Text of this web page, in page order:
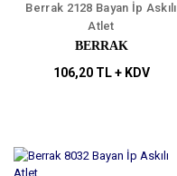
Berrak 2128 Bayan İp Askılı
Atlet
BERRAK
106,20 TL + KDV